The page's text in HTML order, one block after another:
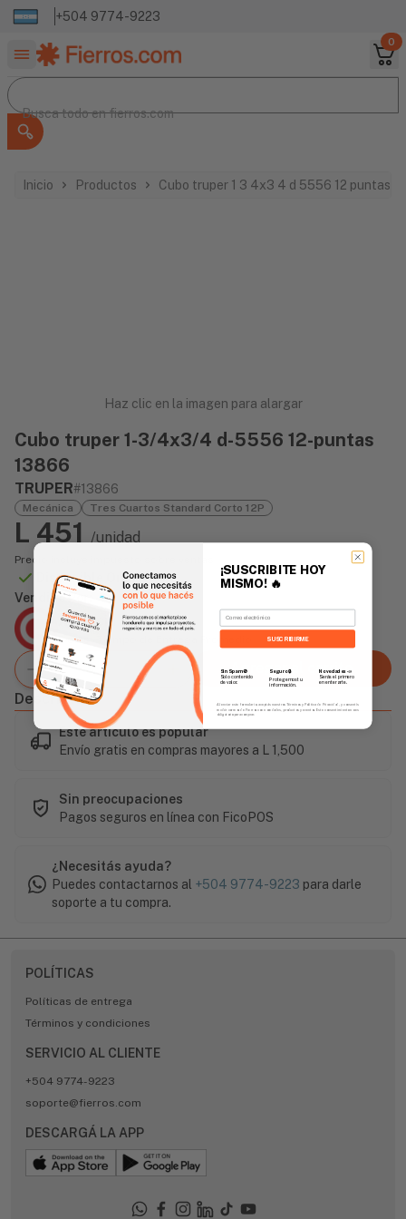
+504 9774-9223
0
Buscar productos
Busca todo en
Busca todo enfierros.com
Inicio Productos Cubo truper 1 3 4x3 4 d 5556 12 puntas
Haz clic en la imagen para alargar
Cubo truper 1-3/4x3/4 d-5556 12-puntas
13866
TRUPER#13866
Mecánica Tres Cuartos Standard Corto 12P
L 451 /unidad
Precio incluye impuesto sobre ventas
Disponible Online
Vendido Por:
Agencia Global
2 días - Tiempo de Entrega Promedio
Agregar al carrito
Descripción
Este artículo es popular
Envío gratis en compras mayores a L 1,500
Sin preocupaciones
Pagos seguros en línea con FicoPOS
¿Necesitás ayuda?
Puedes contactarnos al +504 9774-9223 para darle
soporte a tu compra.
POLÍTICAS
Políticas de entrega
Términos y condiciones
SERVICIO AL CLIENTE
+504 9774-9223
soporte@fierros.com
DESCARGÁ LA APP
¡SUSCRIBITE HOY
MISMO! 🔥
Email
SUSCRIBIRME
Sin Spam 🚫
Solo contenido
de valor.
Seguro 🔒
Protegemos tu
información.
Novedades 📣
Serás el primero
en enterarte.
Al enviar este formulario, aceptás nuestros Términos y Política de Privacidad, y consentís
recibir correos de Fierros con novedades, productos y eventos. Este consentimiento no es
obligatorio para comprar.